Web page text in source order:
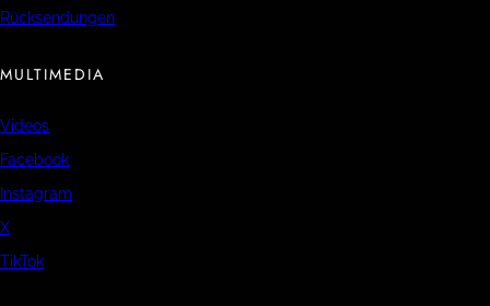
Rücksendungen
MULTIMEDIA
Videos
Facebook
Instagram
X
TikTok